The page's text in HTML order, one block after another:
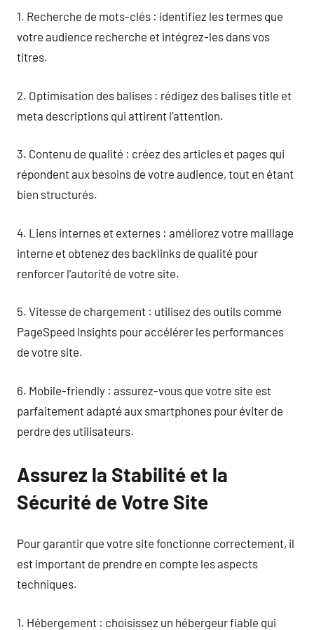
1. Recherche de mots-clés : identifiez les termes que
votre audience recherche et intégrez-les dans vos
titres.
2. Optimisation des balises : rédigez des balises title et
meta descriptions qui attirent l’attention.
3. Contenu de qualité : créez des articles et pages qui
répondent aux besoins de votre audience, tout en étant
bien structurés.
4. Liens internes et externes : améliorez votre maillage
interne et obtenez des backlinks de qualité pour
renforcer l’autorité de votre site.
5. Vitesse de chargement : utilisez des outils comme
PageSpeed Insights pour accélérer les performances
de votre site.
6. Mobile-friendly : assurez-vous que votre site est
parfaitement adapté aux smartphones pour éviter de
perdre des utilisateurs.
Assurez la Stabilité et la
Sécurité de Votre Site
Pour garantir que votre site fonctionne correctement, il
est important de prendre en compte les aspects
techniques.
1. Hébergement : choisissez un hébergeur fiable qui